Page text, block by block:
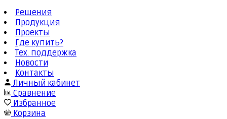
Решения
Продукция
Проекты
Где купить?
Тех. поддержка
Новости
Контакты
Личный кабинет
Сравнение
Избранное
Корзина